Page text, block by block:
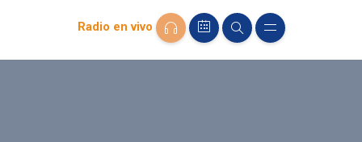
Radio en vivo